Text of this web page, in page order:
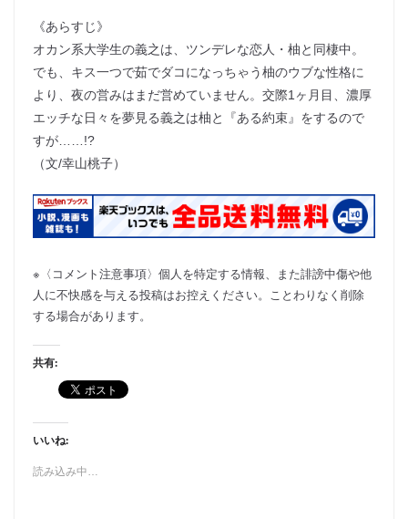
《あらすじ》
オカン系大学生の義之は、ツンデレな恋人・柚と同棲中。
でも、キス一つで茹でダコになっちゃう柚のウブな性格に
より、夜の営みはまだ営めていません。交際1ヶ月目、濃厚
エッチな日々を夢見る義之は柚と『ある約束』をするので
すが……!?
（文/幸山桃子）
※〈コメント注意事項〉個人を特定する情報、また誹謗中傷や他
人に不快感を与える投稿はお控えください。ことわりなく削除
する場合があります。
共有:
いいね:
読み込み中…